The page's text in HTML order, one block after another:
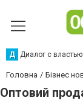
Д Диалог с властью
Головна Бізнес
Оптовий